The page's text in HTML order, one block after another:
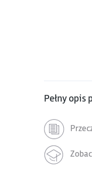
Pełny opis